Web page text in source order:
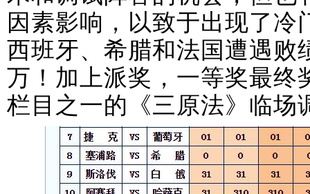
因素影响，以致于出现了冷
西班牙、希腊和法国遭遇败
万！加上派奖，一等奖最终
栏目之一的《三原法》临场